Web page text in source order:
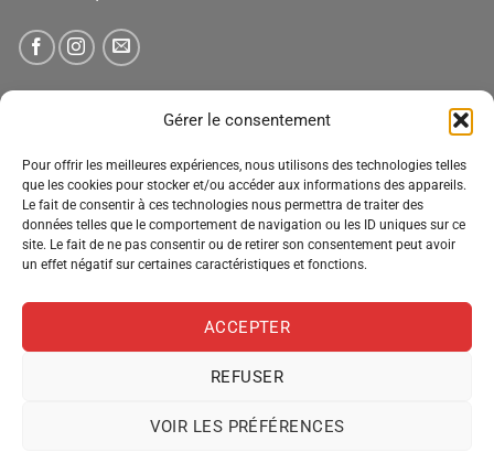
Gérer le consentement
Pour offrir les meilleures expériences, nous utilisons des technologies telles
que les cookies pour stocker et/ou accéder aux informations des appareils.
Le fait de consentir à ces technologies nous permettra de traiter des
données telles que le comportement de navigation ou les ID uniques sur ce
site. Le fait de ne pas consentir ou de retirer son consentement peut avoir
un effet négatif sur certaines caractéristiques et fonctions.
ACCEPTER
REFUSER
VOIR LES PRÉFÉRENCES
Tenez-vous informé des nouveautés, des offres spéciales
et des remises.